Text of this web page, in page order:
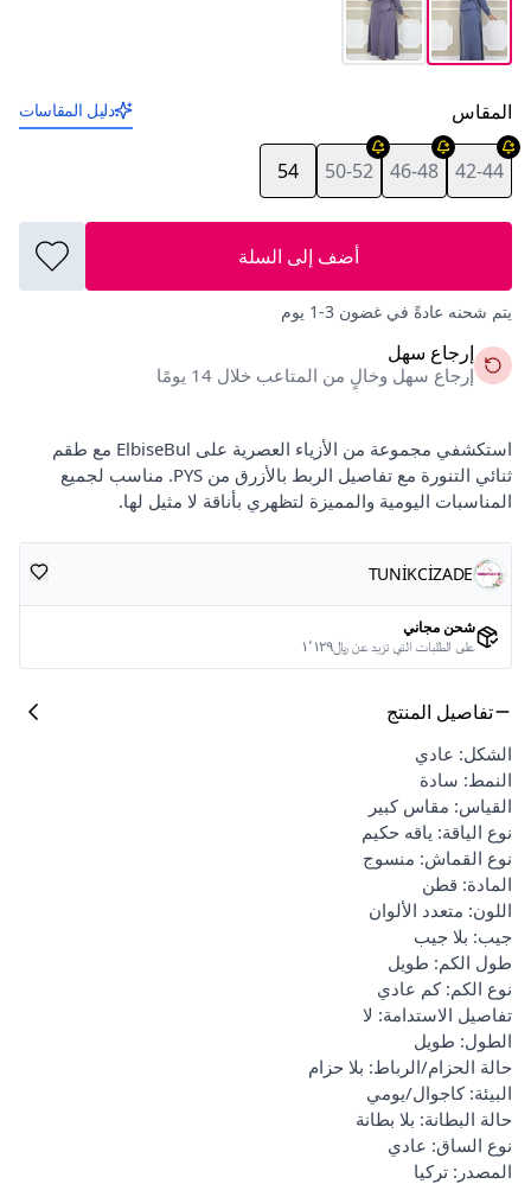
المقاس دليل المقاسات
42-44
46-48
50-52
54
أضف إلى السلة
يتم شحنه عادةً في غضون 3-1 يوم
إرجاع سهل
إرجاع سهل وخالٍ من المتاعب خلال 14 يومًا
استكشفي مجموعة من الأزياء العصرية على ElbiseBul مع طقم
ثنائي التنورة مع تفاصيل الربط بالأزرق من PYS. مناسب لجميع
المناسبات اليومية والمميزة لتظهري بأناقة لا مثيل لها.
TUNİKCİZADE
شحن مجاني
على الطلبات التي تزيد عن ﷼١٬١٢٩
تفاصيل المنتج
الشكل: عادي
النمط: سادة
القياس: مقاس كبير
نوع الياقة: ياقه حكيم
نوع القماش: منسوج
المادة: قطن
اللون: متعدد الألوان
جيب: بلا جيب
طول الكم: طويل
نوع الكم: كم عادي
تفاصيل الاستدامة: لا
الطول: طويل
حالة الحزام/الرباط: بلا حزام
البيئة: كاجوال/يومي
حالة البطانة: بلا بطانة
نوع الساق: عادي
المصدر: تركيا